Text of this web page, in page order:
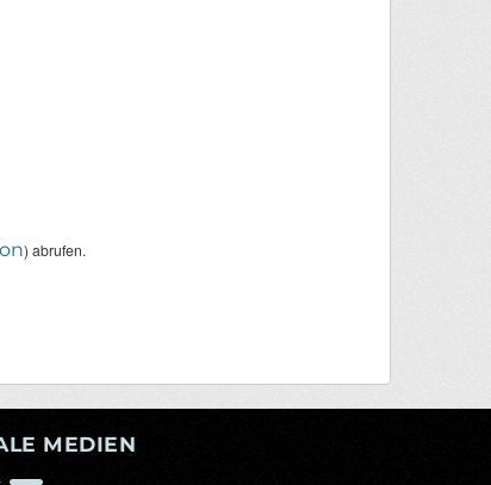
) abrufen.
MEDIEN